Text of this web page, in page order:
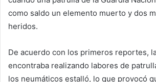
como saldo un elemento muerto y dos
heridos.
De acuerdo con los primeros reportes,
encontraba realizando labores de
los neumáticos estalló, lo que provocó